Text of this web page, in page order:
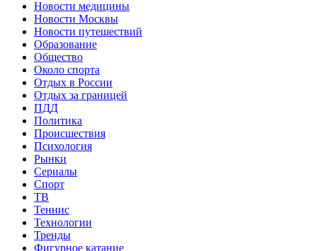
Новости медицины
Новости Москвы
Новости путешествий
Образование
Общество
Около спорта
Отдых в России
Отдых за границей
ПДД
Политика
Происшествия
Психология
Рынки
Сериалы
Спорт
ТВ
Теннис
Технологии
Тренды
Фигурное катание